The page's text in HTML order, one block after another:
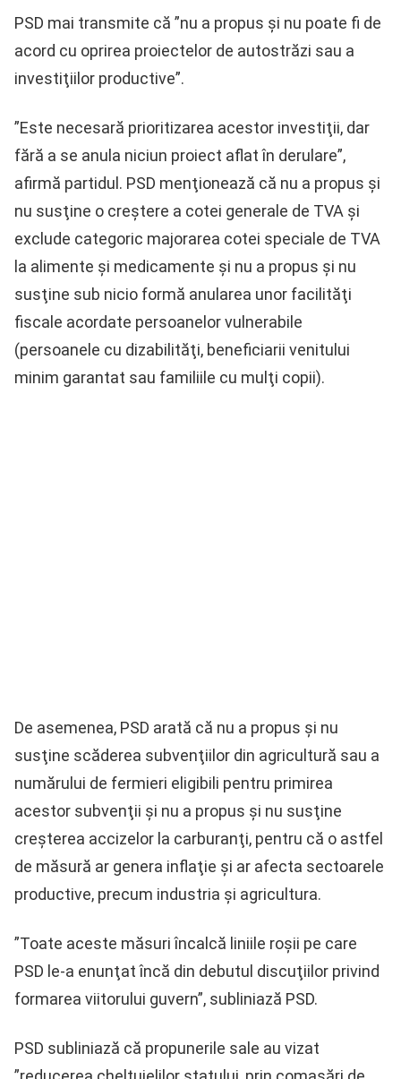
PSD mai transmite că ”nu a propus şi nu poate fi de
acord cu oprirea proiectelor de autostrăzi sau a
investiţiilor productive”.
”Este necesară prioritizarea acestor investiţii, dar
fără a se anula niciun proiect aflat în derulare”,
afirmă partidul. PSD menţionează că nu a propus şi
nu susţine o creştere a cotei generale de TVA şi
exclude categoric majorarea cotei speciale de TVA
la alimente şi medicamente şi nu a propus şi nu
susţine sub nicio formă anularea unor facilităţi
fiscale acordate persoanelor vulnerabile
(persoanele cu dizabilităţi, beneficiarii venitului
minim garantat sau familiile cu mulţi copii).
De asemenea, PSD arată că nu a propus şi nu
susţine scăderea subvenţiilor din agricultură sau a
numărului de fermieri eligibili pentru primirea
acestor subvenţii şi nu a propus şi nu susţine
creşterea accizelor la carburanţi, pentru că o astfel
de măsură ar genera inflaţie şi ar afecta sectoarele
productive, precum industria şi agricultura.
”Toate aceste măsuri încalcă liniile roşii pe care
PSD le-a enunţat încă din debutul discuţiilor privind
formarea viitorului guvern”, subliniază PSD.
PSD subliniază că propunerile sale au vizat